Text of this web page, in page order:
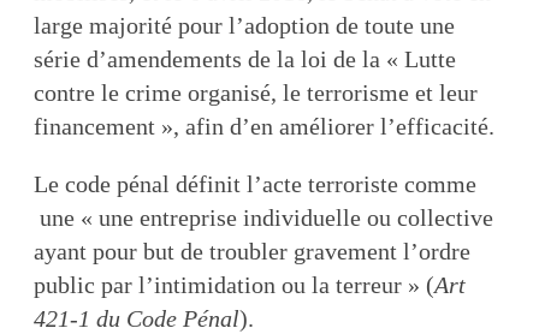
large majorité pour l’adoption de toute une
série d’amendements de la loi de la « Lutte
contre le crime organisé, le terrorisme et leur
financement », afin d’en améliorer l’efficacité.
Le code pénal définit l’acte terroriste comme
une « une entreprise individuelle ou collective
ayant pour but de troubler gravement l’ordre
public par l’intimidation ou la terreur » (Art
421-1 du Code Pénal).